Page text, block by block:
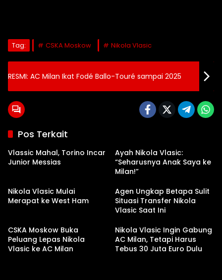
Tag: CSKA Moskow Nikola Vlasic
RESMI: AC Milan Ikat Fodé Ballo-Touré sampai 2025
Pos Terkait
Vlassic Mahal, Torino Incar
Junior Messias
Ayah Nikola Vlasic:
“Seharusnya Anak Saya ke
Milan!”
Nikola Vlasic Mulai
Merapat ke West Ham
Agen Ungkap Betapa Sulit
Situasi Transfer Nikola
Vlasic Saat Ini
CSKA Moskow Buka
Peluang Lepas Nikola
Vlasic ke AC Milan
Nikola Vlasic Ingin Gabung
AC Milan, Tetapi Harus
Tebus 30 Juta Euro Dulu